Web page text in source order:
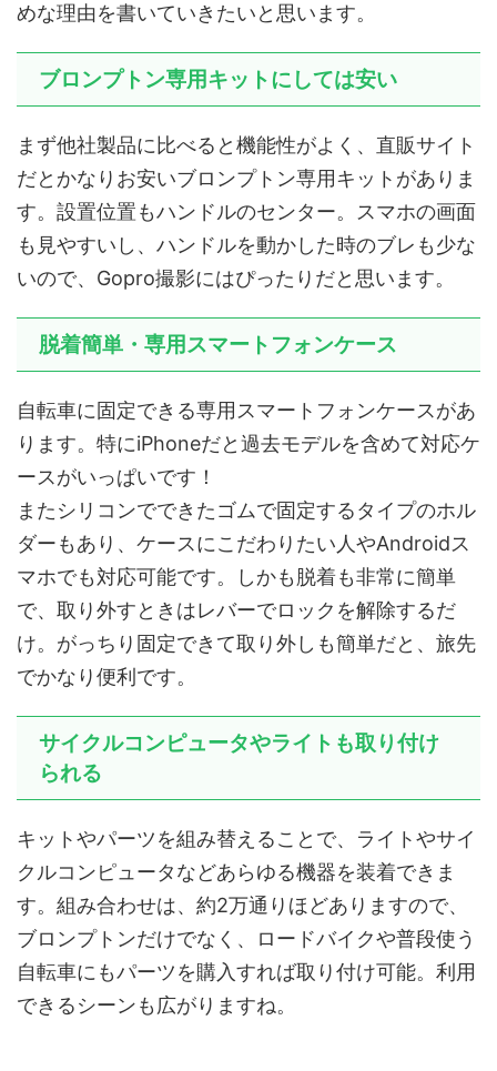
めな理由を書いていきたいと思います。
ブロンプトン専用キットにしては安い
まず他社製品に比べると機能性がよく、直販サイト
だとかなりお安いブロンプトン専用キットがありま
す。設置位置もハンドルのセンター。スマホの画面
も見やすいし、ハンドルを動かした時のブレも少な
いので、Gopro撮影にはぴったりだと思います。
脱着簡単・専用スマートフォンケース
自転車に固定できる専用スマートフォンケースがあ
ります。特にiPhoneだと過去モデルを含めて対応ケ
ースがいっぱいです！
またシリコンでできたゴムで固定するタイプのホル
ダーもあり、ケースにこだわりたい人やAndroidス
マホでも対応可能です。しかも脱着も非常に簡単
で、取り外すときはレバーでロックを解除するだ
け。がっちり固定できて取り外しも簡単だと、旅先
でかなり便利です。
サイクルコンピュータやライトも取り付け
られる
キットやパーツを組み替えることで、ライトやサイ
クルコンピュータなどあらゆる機器を装着できま
す。組み合わせは、約2万通りほどありますので、
ブロンプトンだけでなく、ロードバイクや普段使う
自転車にもパーツを購入すれば取り付け可能。利用
できるシーンも広がりますね。